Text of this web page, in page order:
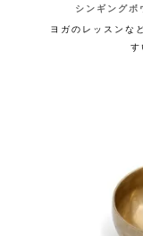
シンギング
ヨガのレッスンな
す